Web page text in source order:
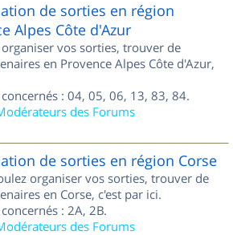
de sorties en région
Alpes Côte d'Azur
vos sorties, trouver de
en Provence Alpes Côte d'Azur,
: 04, 05, 06, 13, 83, 84.
des Forums
de sorties en région Corse
organiser vos sorties, trouver de
en Corse, c'est par ici.
: 2A, 2B.
des Forums